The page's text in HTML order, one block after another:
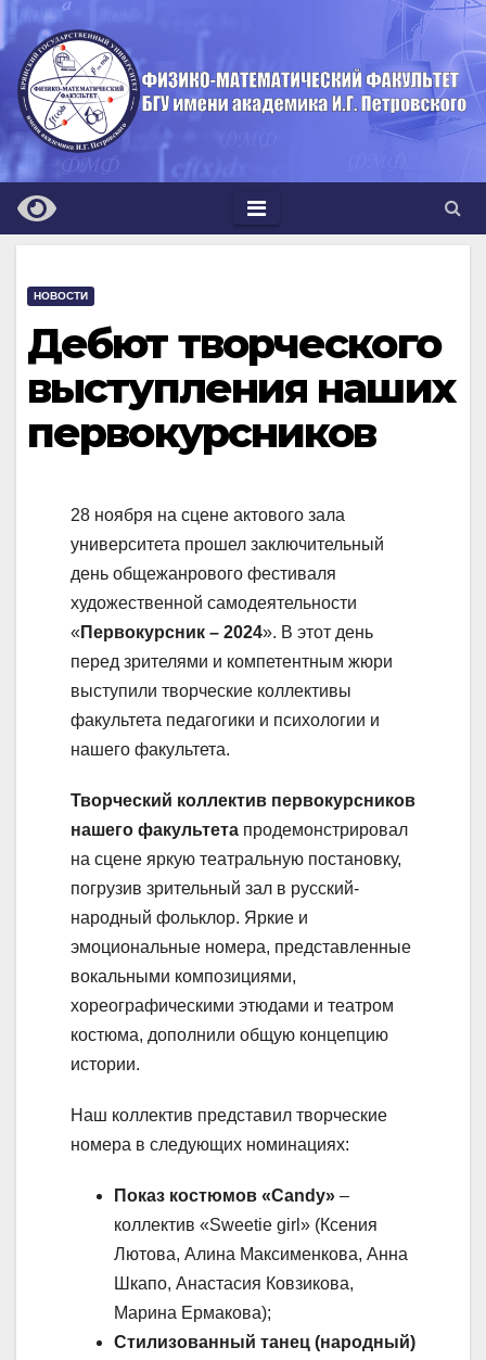
Перейти
к
содержимому
НОВОСТИ
Дебют творческого
выступления наших
первокурсников
28 ноября на сцене актового зала
университета прошел заключительный
день общежанрового фестиваля
художественной самодеятельности
« Первокурсник – 2024». В этот день
перед зрителями и компетентным жюри
выступили творческие коллективы
факультета педагогики и психологии и
нашего факультета.
Творческий коллектив первокурсников
нашего факультета продемонстрировал
на сцене яркую театральную постановку,
погрузив зрительный зал в русский-
народный фольклор. Яркие и
эмоциональные номера, представленные
вокальными композициями,
хореографическими этюдами и театром
костюма, дополнили общую концепцию
истории.
Наш коллектив представил творческие
номера в следующих номинациях:
Показ костюмов «Candy» –
коллектив «Sweetie girl» (Ксения
Лютова, Алина Максименкова, Анна
Шкапо, Анастасия Ковзикова,
Марина Ермакова);
Стилизованный танец (народный)